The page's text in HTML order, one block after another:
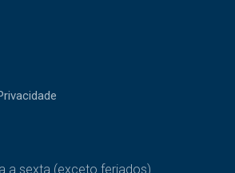
a sexta (exceto feriados)